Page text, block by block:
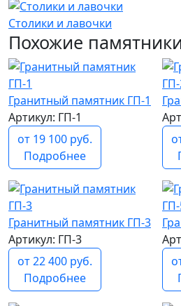
Столики и лавочки
Похожие памятники
Гранитный памятник ГП-1
Артикул: ГП-1
от 19 100 руб.
Подробнее
Гранитный памятник ГП-3
Артикул: ГП-3
от 22 400 руб.
Подробнее